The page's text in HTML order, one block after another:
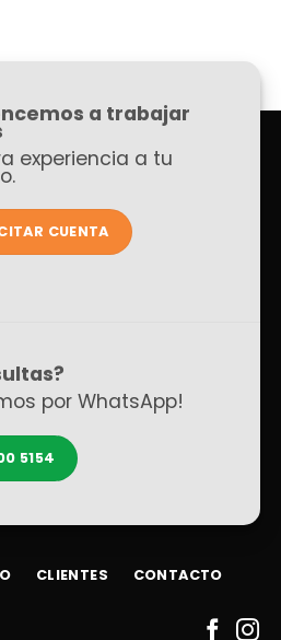
a trabajar
experiencia a tu
CUENTA
por WhatsApp!
5154
CLIENTES CONTACTO